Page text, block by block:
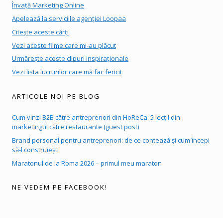
Învață Marketing Online
Apelează la serviciile agenției Loopaa
Citește aceste cărți
Vezi aceste filme care mi-au plăcut
Urmărește aceste clipuri inspiraționale
Vezi lista lucrurilor care mă fac fericit
ARTICOLE NOI PE BLOG
Cum vinzi B2B către antreprenori din HoReCa: 5 lecții din
marketingul către restaurante (guest post)
Brand personal pentru antreprenori: de ce contează și cum începi
să-l construiești
Maratonul de la Roma 2026 – primul meu maraton
NE VEDEM PE FACEBOOK!